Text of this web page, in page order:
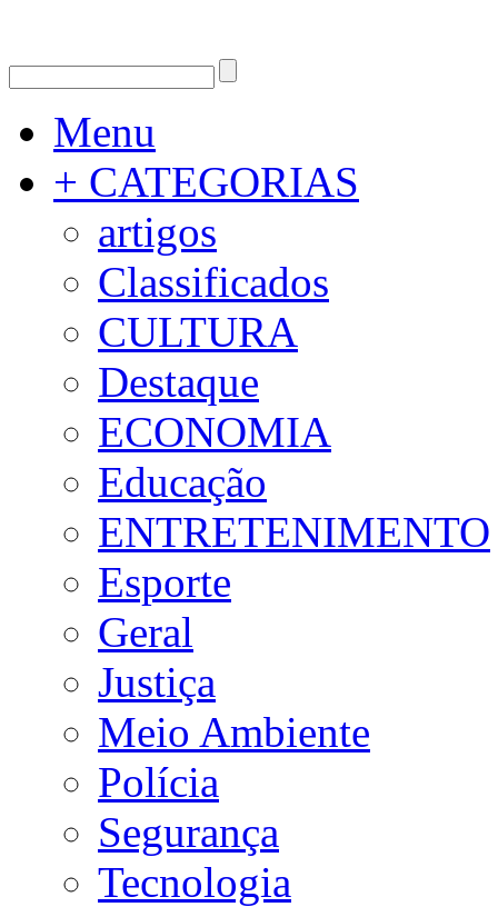
Menu
+ CATEGORIAS
artigos
Classificados
CULTURA
Destaque
ECONOMIA
Educação
ENTRETENIMENTO
Esporte
Geral
Justiça
Meio Ambiente
Polícia
Segurança
Tecnologia